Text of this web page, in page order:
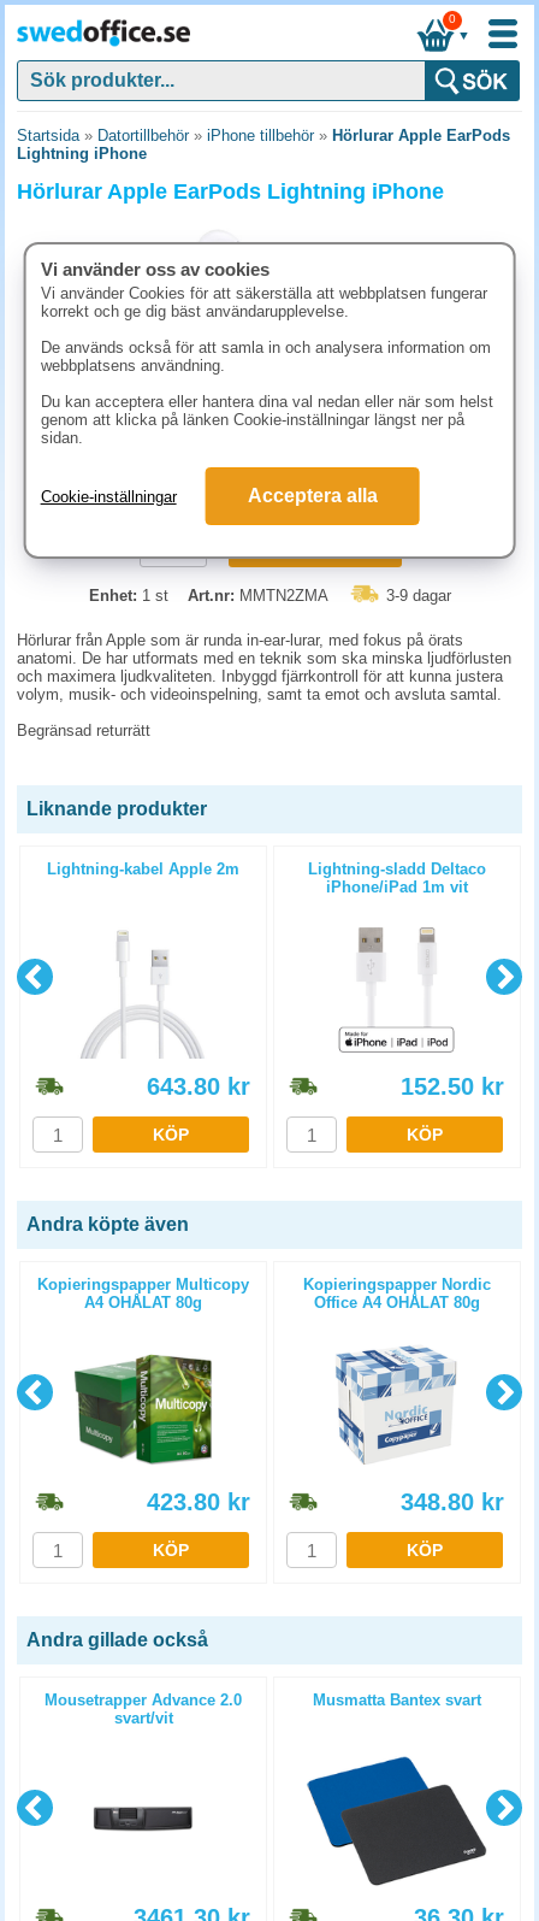
▼
0
Startsida» Datortillbehör» iPhone tillbehör» Hörlurar Apple EarPods
Lightning iPhone
Hörlurar Apple EarPods Lightning iPhone
537.50 kr (inkl. moms)
Enhet: 1 st Art.nr: MMTN2ZMA 3-9 dagar
Hörlurar från Apple som är runda in-ear-lurar, med fokus på örats
anatomi. De har utformats med en teknik som ska minska ljudförlusten
och maximera ljudkvaliteten. Inbyggd fjärrkontroll för att kunna justera
volym, musik- och videoinspelning, samt ta emot och avsluta samtal.
Begränsad returrätt
Liknande produkter
Lightning-kabel Apple 2m
643.80 kr
KÖP
Lightning-sladd Deltaco
iPhone/iPad 1m vit
152.50 kr
KÖP
Andra köpte även
Kopieringspapper Multicopy
A4 OHÅLAT 80g
423.80 kr
KÖP
Kopieringspapper Nordic
Office A4 OHÅLAT 80g
348.80 kr
KÖP
Andra gillade också
Mousetrapper Advance 2.0
svart/vit
Musmatta Bantex svart
Vi använder oss av cookies
Vi använder Cookies för att säkerställa att webbplatsen fungerar
korrekt och ge dig bäst användarupplevelse.
De används också för att samla in och analysera information om
webbplatsens användning.
Du kan acceptera eller hantera dina val nedan eller när som helst
genom att klicka på länken Cookie-inställningar längst ner på
sidan.
Cookie-inställningar Acceptera alla